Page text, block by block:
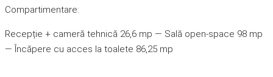
Compartimentare:
Recepție + cameră tehnică 26,6 mp — Sală open-space 98 mp
— Încăpere cu acces la toalete 86,25 mp